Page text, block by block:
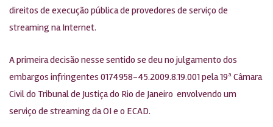
direitos de execução pública de provedores de serviço de
streaming na Internet.
A primeira decisão nesse sentido se deu no julgamento dos
embargos infringentes 0174958-45.2009.8.19.001 pela 19ª Câmara
Civil do Tribunal de Justiça do Rio de Janeiro envolvendo um
serviço de streaming da OI e o ECAD.